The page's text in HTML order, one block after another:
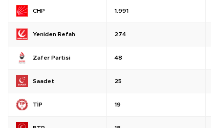
CHP 1.991
Yeniden Refah 274
Zafer Partisi 48
Saadet 25
TİP 19